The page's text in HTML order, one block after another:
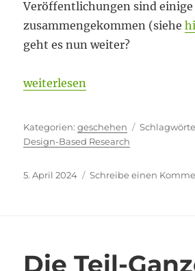
Veröffentlichungen sind einige
zusammengekommen (siehe
geht es nun weiter?
„Öffnung des DBR-Netzwerks“
weiterlesen
Kategorien
geschehen
Design-Based Research
Veröffentlicht
5. April 2024 Schreibe einen
Die Teil-